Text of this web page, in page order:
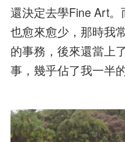
還決定去學Fine Art
也愈來愈少，那時我
的事務，後來還當上
事，幾乎佔了我一半